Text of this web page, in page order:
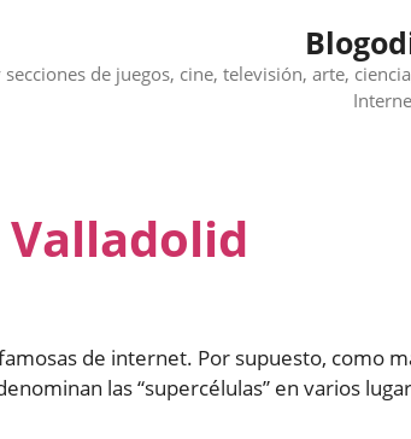
de juegos, cine, televisión, arte,
Valladolid
de internet. Por supuesto, como
las “supercélulas” en varios